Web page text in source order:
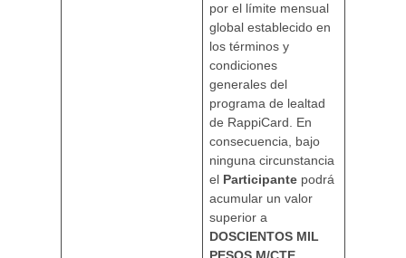
por el límite mensual
global establecido en
los términos y
condiciones
generales del
programa de lealtad
de RappiCard. En
consecuencia, bajo
ninguna circunstancia
el Participante podrá
acumular un valor
superior a
DOSCIENTOS MIL